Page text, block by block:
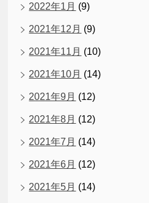
2022年1月 (9)
2021年12月 (9)
2021年11月 (10)
2021年10月 (14)
2021年9月 (12)
2021年8月 (12)
2021年7月 (14)
2021年6月 (12)
2021年5月 (14)